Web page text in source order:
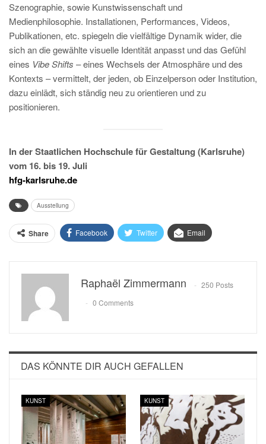
Szenographie, sowie Kunstwissenschaft und
Medienphilosophie. Installationen, Performances, Videos,
Publikationen, etc. spiegeln die vielfältige Dynamik wider, die
sich an die gewählte visuelle Identität anpasst und das Gefühl
eines Vibe Shifts – eines Wechsels der Atmosphäre und des
Kontexts – vermittelt, der jeden, ob Einzelperson oder Institution,
dazu einlädt, sich ständig neu zu orientieren und zu
positionieren.
In der Staatlichen Hochschule für Gestaltung (Karlsruhe)
vom 16. bis 19. Juli
hfg-karlsruhe.de
Ausstellung
Share Facebook Twitter Email
Raphaël Zimmermann
250 Posts
0 Comments
DAS KÖNNTE DIR AUCH GEFALLEN
KUNST KUNST